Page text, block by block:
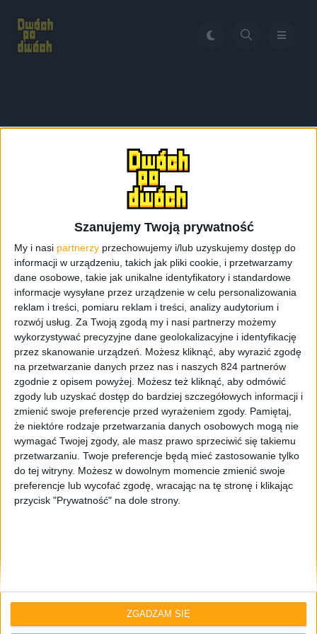
Szanujemy Twoją prywatność
My i nasi partnerzy przechowujemy i/lub uzyskujemy dostęp do
informacji w urządzeniu, takich jak pliki cookie, i przetwarzamy
dane osobowe, takie jak unikalne identyfikatory i standardowe
informacje wysyłane przez urządzenie w celu personalizowania
reklam i treści, pomiaru reklam i treści, analizy audytorium i
rozwój usług. Za Twoją zgodą my i nasi partnerzy możemy
wykorzystywać precyzyjne dane geolokalizacyjne i identyfikację
przez skanowanie urządzeń. Możesz kliknąć, aby wyrazić zgodę
na przetwarzanie danych przez nas i naszych 824 partnerów
zgodnie z opisem powyżej. Możesz też kliknąć, aby odmówić
zgody lub uzyskać dostęp do bardziej szczegółowych informacji i
zmienić swoje preferencje przed wyrażeniem zgody. Pamiętaj,
że niektóre rodzaje przetwarzania danych osobowych mogą nie
wymagać Twojej zgody, ale masz prawo sprzeciwić się takiemu
przetwarzaniu. Twoje preferencje będą mieć zastosowanie tylko
do tej witryny. Możesz w dowolnym momencie zmienić swoje
preferencje lub wycofać zgodę, wracając na tę stronę i klikając
przycisk "Prywatność" na dole strony.
ZGADZAM SIĘ
Apple TV+
Odcinki podcastu
Premiera Nintendo Switch 2, seriale, i
piwniczne artefakty – Odcinek #121